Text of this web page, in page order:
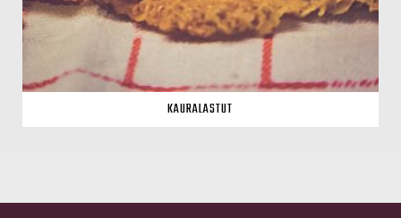
KAURALASTUT